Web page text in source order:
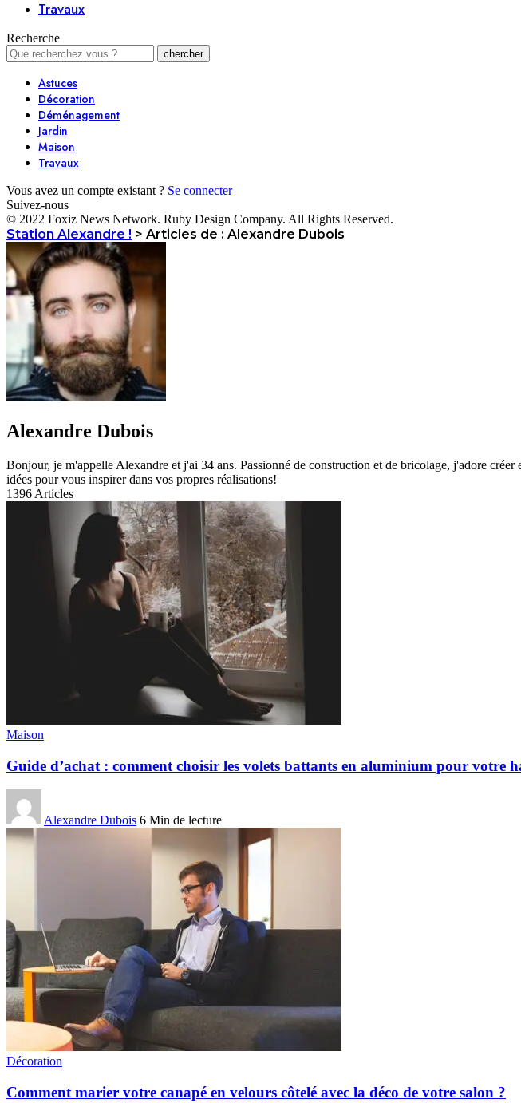
Travaux
Recherche
Astuces
Décoration
Déménagement
Jardin
Maison
Travaux
Vous avez un compte existant ? Se connecter
Suivez-nous
© 2022 Foxiz News Network. Ruby Design Company. All Rights Reserved.
Station Alexandre ! > Articles de : Alexandre Dubois
Alexandre Dubois
Bonjour, je m'appelle Alexandre et j'ai 34 ans. Passionné de construction et de bricolage, j'adore
idées pour vous inspirer dans vos propres réalisations!
1396 Articles
Maison
Guide d’achat : comment choisir les volets battants en aluminium pour votre
Alexandre Dubois 6 Min de lecture
Décoration
Comment marier votre canapé en velours côtelé avec la déco de votre salon ?